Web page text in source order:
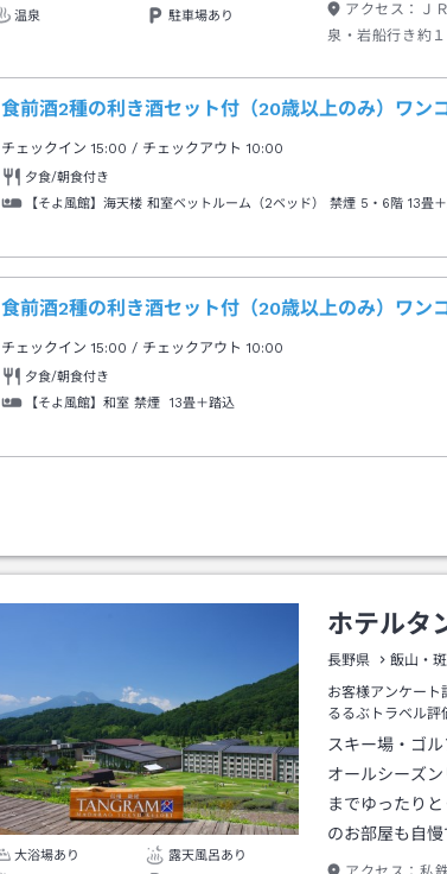
温泉
駐車場あり アクセス：
Ｊ
泉・岩船行き約
食前酒2種の利き酒セット付（20歳以上のみ）ワ
チェックイン15:00 / チェックアウト 10:00
夕食/朝食付き
【そよ風館】海天楼 和室ベットルーム（2ベッド） 禁煙 5・6階 13畳
食前酒2種の利き酒セット付（20歳以上のみ）ワ
チェックイン15:00 / チェックアウト 10:00
夕食/朝食付き
【そよ風館】和室 禁煙
13畳＋踏込
大浴場あり
露天風呂あり
ホテルタ
長野県 飯山・
お客様アンケート
るるぶトラベル評
スキー場・ゴ
オールシーズ
までゆったり
のお部屋も自慢